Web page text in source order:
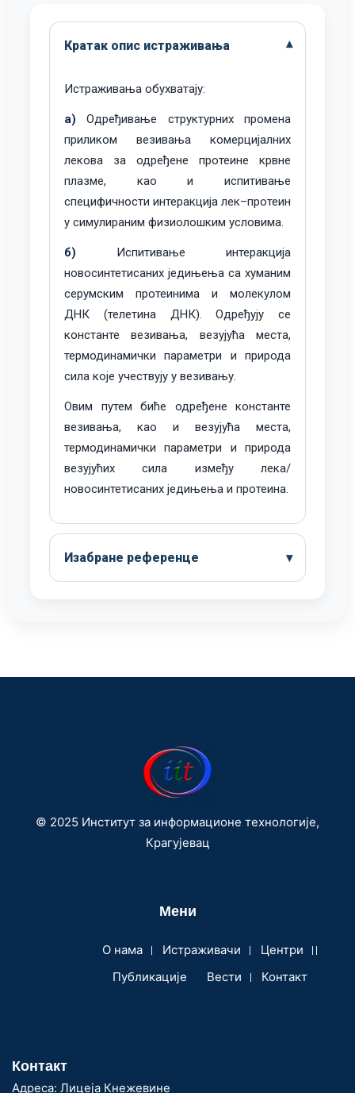
Кратак опис истраживања
Истраживања обухватају:
а) Одређивање структурних промена
приликом везивања комерцијалних
лекова за одређене протеине крвне
плазме, као и испитивање
специфичности интеракција лек–протеин
у симулираним физиолошким условима.
б) Испитивање интеракција
новосинтетисаних једињења са хуманим
серумским протеинима и молекулом
ДНК (телетина ДНК). Одређују се
константе везивања, везујућа места,
термодинамички параметри и природа
сила које учествују у везивању.
Овим путем биће одређене константе
везивања, као и везујућа места,
термодинамички параметри и природа
везујућих сила између лека/
новосинтетисаних једињења и протеина.
Изабране референце
© 2025 Институт за информационе технологије,
Крагујевац
Мени
О нама Истраживачи
Центри
Публикације
Вести Контакт
Контакт
Адреса: Лицеја Кнежевине